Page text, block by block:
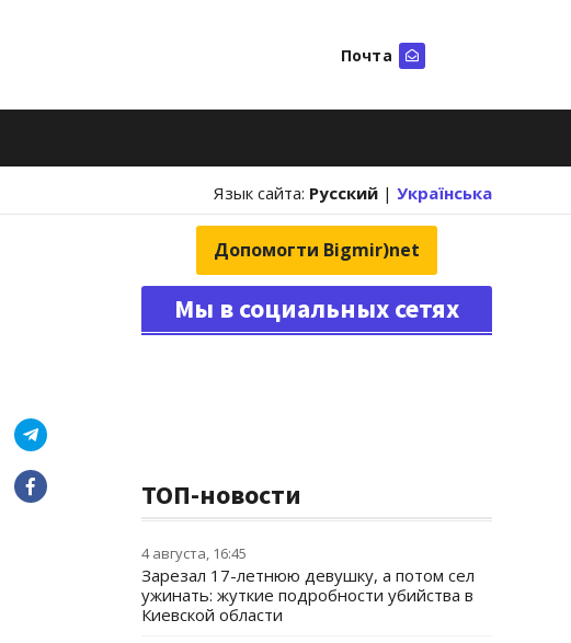
Почта
Язык сайта: Русский | Українська
Допомогти Bigmir)net
Мы в социальных сетях
ТОП-новости
4 августа, 16:45
Зарезал 17-летнюю девушку, а потом сел
ужинать: жуткие подробности убийства в
Киевской области